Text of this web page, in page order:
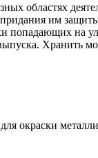
областях
им
попадающих на
Хранить
окраски